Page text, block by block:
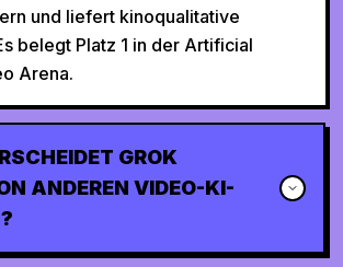
und liefert kinoqualitative
belegt Platz 1 in der Artificial
Arena.
GROK
ANDEREN VIDEO-KI-